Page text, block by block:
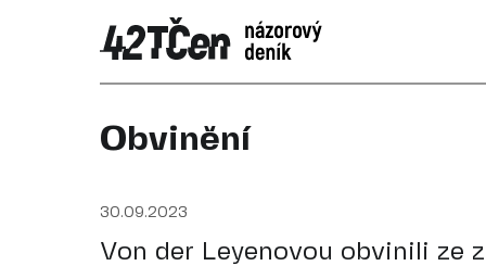
Obvinění
30.09.2023
Von der Leyenovou obvinili ze